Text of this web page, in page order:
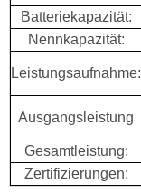
Batteriekapazität:
Nennkapazität:
Leistungsaufnahme:
Ausgangsleistung
Gesamtleistung:
Zertifizierungen: